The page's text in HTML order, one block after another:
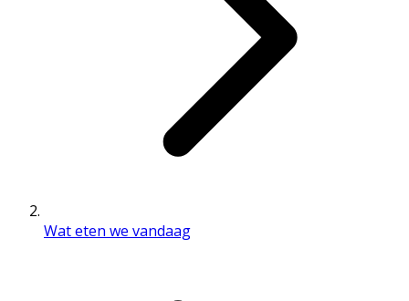
Wat eten we vandaag